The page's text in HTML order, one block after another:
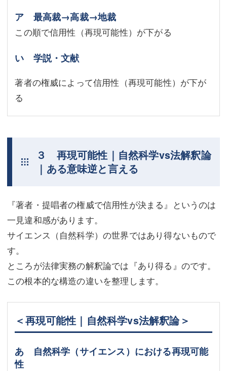
ア 最高裁→高裁→地裁
この順で信用性（再現可能性）が下がる
い 学説・文献
著者の権威によって信用性（再現可能性）が下が
る
３ 再現可能性｜自然科学vs法解釈論
｜ある意味逆と言える
『著者・提唱者の権威で信用性が決まる』というのは
一見違和感があります。
サイエンス（自然科学）の世界ではあり得ないもので
す。
ところが法律実務の解釈論では『あり得る』のです。
この根本的な構造の違いを整理します。
＜再現可能性｜自然科学vs法解釈論＞
あ 自然科学（サイエンス）における再現可能
性